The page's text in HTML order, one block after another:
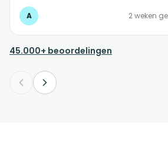
A 2 weken
45.000+ beoordelingen